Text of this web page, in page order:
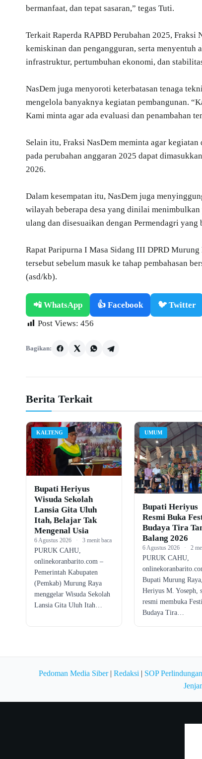
bermanfaat, dan tepat sasaran,” tegas Tuti.
Terkait Raperda RAPBD Perubahan 2025, Fraksi
kemiskinan dan pengangguran, serta menyentuh
infrastruktur, pertumbuhan ekonomi, dan
NasDem juga menyoroti keterbatasan tenaga
mengelola banyaknya kegiatan pembangunan.
Kami minta agar ada evaluasi dan penambahan
Selain itu, Fraksi NasDem meminta agar
pada perubahan anggaran 2025 dapat
2026.
Dalam kesempatan itu, NasDem juga
wilayah beberapa desa yang dinilai
ulang dan disesuaikan dengan Permendagri yang
Rapat Paripurna I Masa Sidang III DPRD
tersebut sebelum masuk ke tahap pembahasan
(asd/kb).
📲 WhatsApp 👍 Facebook 🐦 Twitter
Post Views: 456
Bagikan:
Berita Terkait
KALTENG
Bupati Heriyus
Wisuda Sekolah
Lansia Gita Uluh
Itah, Belajar Tak
Mengenal Usia
6 Agustus 2026 · 3 menit baca
PURUK CAHU,
onlinekoranbarito.com –
Pemerintah Kabupaten
(Pemkab) Murung Raya
menggelar Wisuda Sekolah
Lansia Gita Uluh Itah…
UMUM
Bupati Heriyus
Resmi Buka
Budaya Tira
Balang 2026
6 Agustus 2026 · 2
PURUK CAHU,
Bupati Murung Raya,
Heriyus M. Yoseph,
resmi membuka
Budaya Tira…
Pedoman Media Siber| Redaksi | SOP